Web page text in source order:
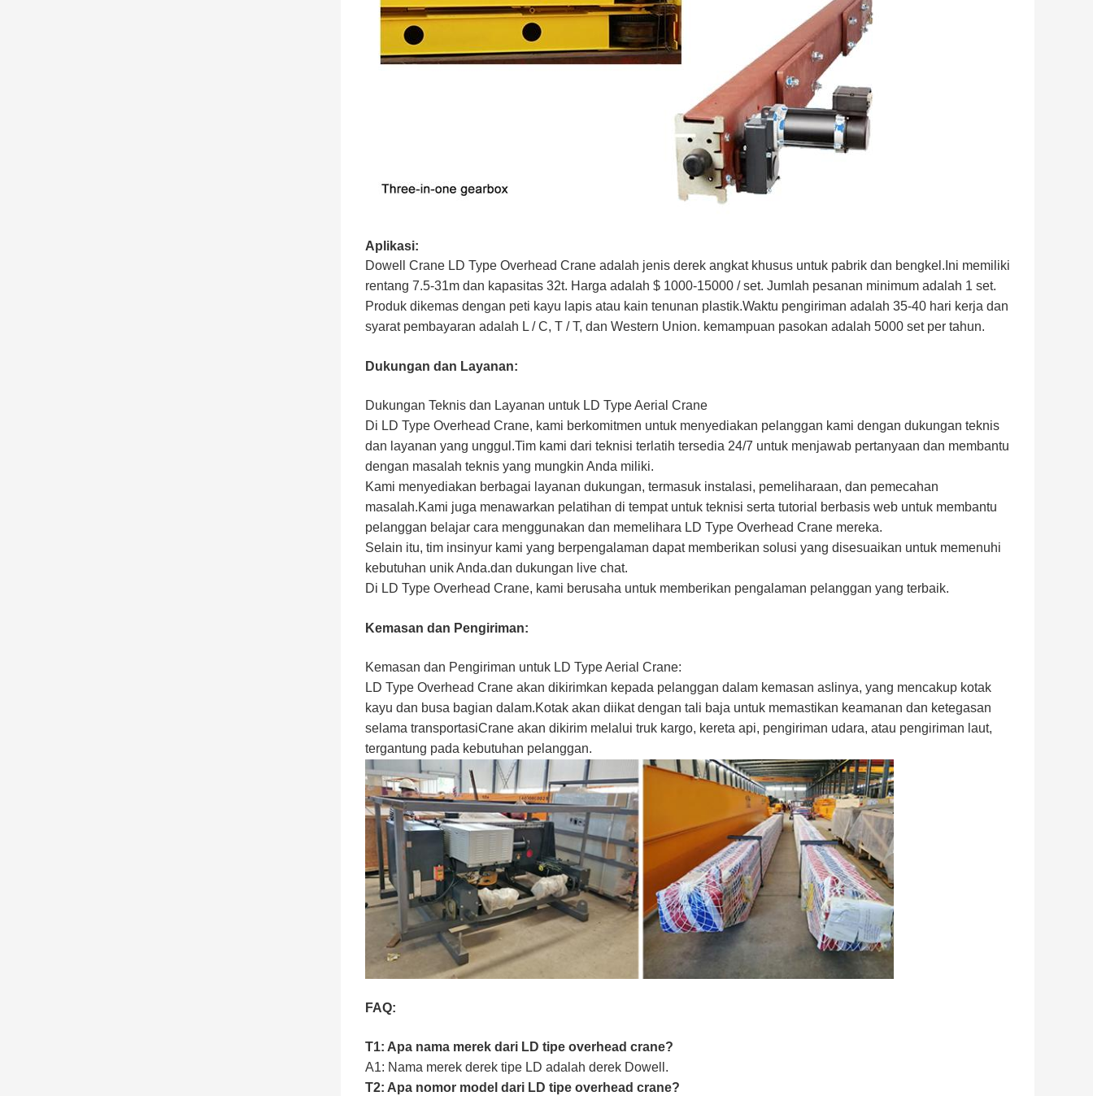
Aplikasi:
Dowell Crane LD Type Overhead Crane adalah jenis derek angkat khusus untuk pabrik dan bengkel.Ini memiliki
rentang 7.5-31m dan kapasitas 32t. Harga adalah $ 1000-15000 / set. Jumlah pesanan minimum adalah 1 set.
Produk dikemas dengan peti kayu lapis atau kain tenunan plastik.Waktu pengiriman adalah 35-40 hari kerja dan
syarat pembayaran adalah L / C, T / T, dan Western Union. kemampuan pasokan adalah 5000 set per tahun.
Dukungan dan Layanan:
Dukungan Teknis dan Layanan untuk LD Type Aerial Crane
Di LD Type Overhead Crane, kami berkomitmen untuk menyediakan pelanggan kami dengan dukungan teknis
dan layanan yang unggul.Tim kami dari teknisi terlatih tersedia 24/7 untuk menjawab pertanyaan dan membantu
dengan masalah teknis yang mungkin Anda miliki.
Kami menyediakan berbagai layanan dukungan, termasuk instalasi, pemeliharaan, dan pemecahan
masalah.Kami juga menawarkan pelatihan di tempat untuk teknisi serta tutorial berbasis web untuk membantu
pelanggan belajar cara menggunakan dan memelihara LD Type Overhead Crane mereka.
Selain itu, tim insinyur kami yang berpengalaman dapat memberikan solusi yang disesuaikan untuk memenuhi
kebutuhan unik Anda.dan dukungan live chat.
Di LD Type Overhead Crane, kami berusaha untuk memberikan pengalaman pelanggan yang terbaik.
Kemasan dan Pengiriman:
Kemasan dan Pengiriman untuk LD Type Aerial Crane:
LD Type Overhead Crane akan dikirimkan kepada pelanggan dalam kemasan aslinya, yang mencakup kotak
kayu dan busa bagian dalam.Kotak akan diikat dengan tali baja untuk memastikan keamanan dan ketegasan
selama transportasiCrane akan dikirim melalui truk kargo, kereta api, pengiriman udara, atau pengiriman laut,
tergantung pada kebutuhan pelanggan.
FAQ:
T1: Apa nama merek dari LD tipe overhead crane?
A1: Nama merek derek tipe LD adalah derek Dowell.
T2: Apa nomor model dari LD tipe overhead crane?